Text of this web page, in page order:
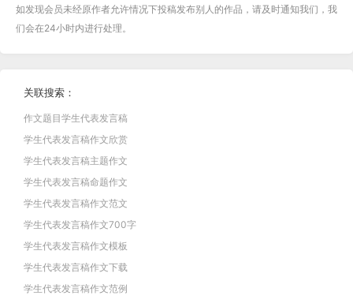
如发现会员未经原作者允许情况下投稿发布别人的作品，请及时通知我们，我
们会在24小时内进行处理。
关联搜索：
作文题目学生代表发言稿
学生代表发言稿作文欣赏
学生代表发言稿主题作文
学生代表发言稿命题作文
学生代表发言稿作文范文
学生代表发言稿作文700字
学生代表发言稿作文模板
学生代表发言稿作文下载
学生代表发言稿作文范例